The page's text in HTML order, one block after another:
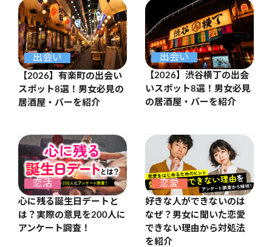
出会い
【2026】有楽町の出会い
スポット8選！男女必見の
居酒屋・バーを紹介
出会い
【2026】渋谷横丁の出会
いスポット8選！男女必見
の居酒屋・バーを紹介
恋活
心に残る誕生日デートと
は？実際の意見を200人に
アンケート調査！
恋愛
好きな人ができないのは
なぜ？男女に聞いた恋愛
できない理由から対処法
を紹介